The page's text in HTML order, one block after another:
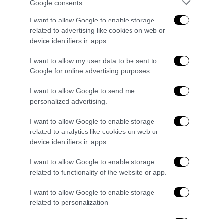
Google consents
I want to allow Google to enable storage
related to advertising like cookies on web or
device identifiers in apps.
I want to allow my user data to be sent to
Google for online advertising purposes.
I want to allow Google to send me
personalized advertising.
I want to allow Google to enable storage
related to analytics like cookies on web or
device identifiers in apps.
I want to allow Google to enable storage
related to functionality of the website or app.
I want to allow Google to enable storage
related to personalization.
Εκλογές 2023: «Με οδηγό την Κρήτη»
Πριν από λίγες ημέρες ο κ.
‘κάστρο’ της δημοκρατικής παράταξης.
Έχουμε χρέος να της ξαναδώσουμε το χρώμα
που της ταιριάζει, το πράσινο του
ΠΑΣΟΚ
Και μπορεί να μην έγινε πράσινη, αλλά το
ΠΑΣΟΚ κατάφερε στην Κρήτη από τις
καλύτερες εκλογικές επιδόσεις του
περνώντας σε τρεις περιφέρειες μπροστά
Ρέθυμνο και Ηράκλειο και εκλέγοντας
συνολικά τέσσερις βουλευτές. Ειδικότερα,
στο νομό Λασιθίου το ΠΑΣΟΚ ανέβασε τα
ποσοστά του από 21,48% σε 25,5% και πήρε
, που ήταν